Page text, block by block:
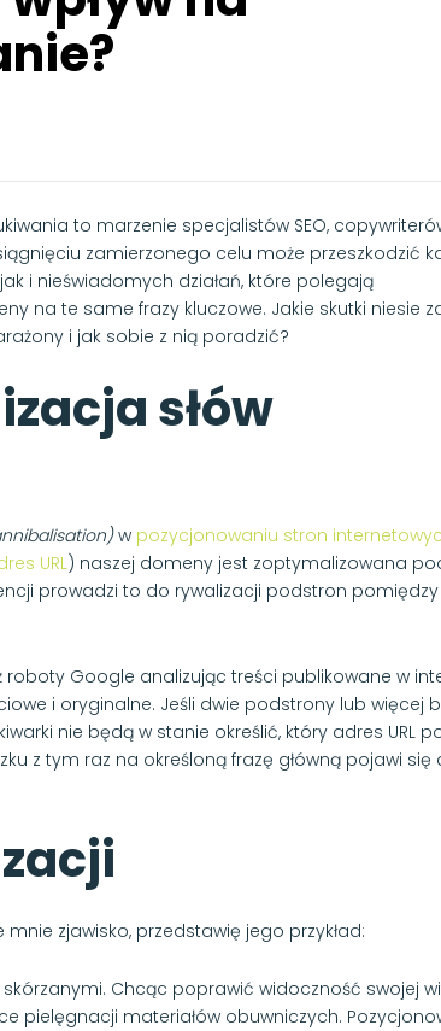
to marzenie specjalistów SEO,
zamierzonego celu może przeszkodzić
i nieświadomych działań, które polegają
na te same frazy kluczowe. Jakie skutki niesie
i jak sobie z nią poradzić?
słów
w pozycjonowaniu stron
URL) naszej domeny jest zoptymalizowana
prowadzi to do rywalizacji podstron
Google analizując treści publikowane w
i oryginalne. Jeśli dwie podstrony lub więcej
nie będą w stanie określić, który adres URL
z tym raz na określoną frazę główną pojawi się
zjawisko, przedstawię jego przykład:
Chcąc poprawić widoczność swojej
pielęgnacji materiałów obuwniczych.